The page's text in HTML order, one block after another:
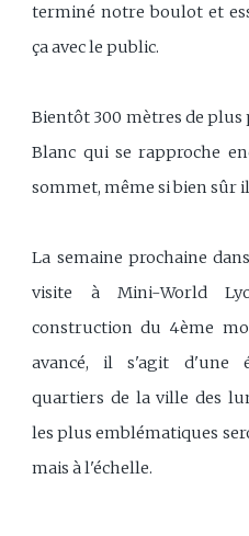
terminé notre boulot et
ça avec le public.
Bientôt 300 mètres de
Blanc qui se rapproche
sommet, même si bien sûr
La semaine prochaine
visite à Mini-World
construction du 4ème
avancé, il s'agit d'une
quartiers de la ville des
les plus emblématiques
mais à l'échelle.